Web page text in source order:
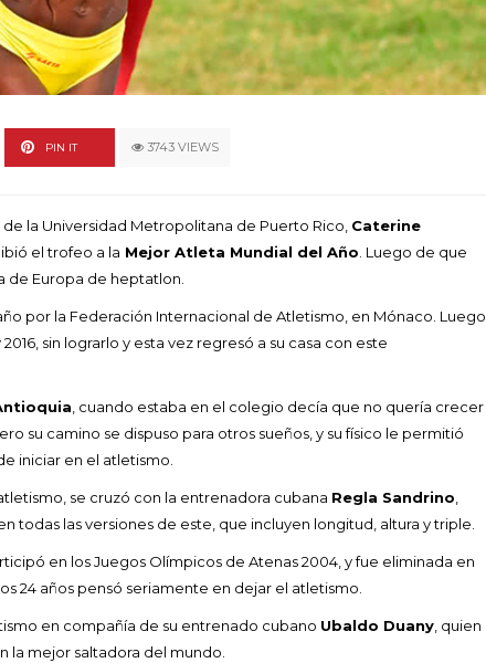
PIN IT 3743 VIEWS
la Universidad Metropolitana de Puerto Rico, Caterine
el trofeo a la Mejor Atleta Mundial del Año . Luego de que
de Europa de heptatlon.
por la Federación Internacional de Atletismo, en Mónaco. Luego
sin lograrlo y esta vez regresó a su casa con este
, cuando estaba en el colegio decía que no quería crecer
su camino se dispuso para otros sueños, y su físico le permitió
iniciar en el atletismo.
se cruzó con la entrenadora cubana Regla Sandrino
todas las versiones de este, que incluyen longitud, altura y triple.
en los Juegos Olímpicos de Atenas 2004, y fue eliminada en
24 años pensó seriamente en dejar el atletismo.
en compañía de su entrenado cubano Ubaldo Duany , quien
la mejor saltadora del mundo.
un himno por la
de las mujeres
LEAVE A COMMENT FEBRERO 16, 2023